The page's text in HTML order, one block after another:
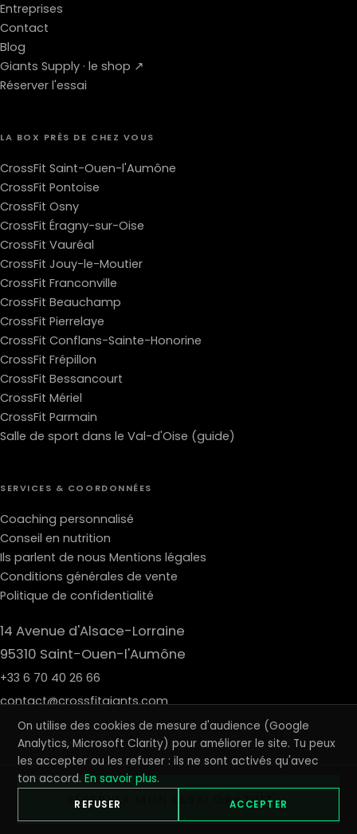
Entreprises
Contact
Blog
Giants Supply · le shop ↗
Réserver l'essai
LA BOX PRÈS DE CHEZ VOUS
CrossFit Saint-Ouen-l'Aumône
CrossFit Pontoise
CrossFit Osny
CrossFit Éragny-sur-Oise
CrossFit Vauréal
CrossFit Jouy-le-Moutier
CrossFit Franconville
CrossFit Beauchamp
CrossFit Pierrelaye
CrossFit Conflans-Sainte-Honorine
CrossFit Frépillon
CrossFit Bessancourt
CrossFit Mériel
CrossFit Parmain
Salle de sport dans le Val-d'Oise (guide)
SERVICES & COORDONNÉES
Coaching personnalisé
Conseil en nutrition
Ils parlent de nous Mentions légales
Conditions générales de vente
Politique de confidentialité
14 Avenue d'Alsace-Lorraine
95310 Saint-Ouen-l'Aumône
+33 6 70 40 26 66
contact@crossfitgiants.com
© 2026 CROSSFIT GIANTS · REVIVE SARL · TOUS DROITS RÉSERVÉS ·
MENTIONS LÉGALES·CGV·CONFIDENTIALITÉ·GÉRER LES COOKIES
OUVERT 7J/7 · SAINT-OUEN-L'AUMÔNE (95)
RÉSERVER MON ESSAI GRATUIT →
On utilise des cookies de mesure d'audience (Google
Analytics, Microsoft Clarity) pour améliorer le site. Tu peux
les accepter ou les refuser : ils ne sont activés qu'avec
ton accord.En savoir plus.
REFUSER ACCEPTER